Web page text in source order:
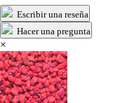
Escribir una reseña
Hacer una pregunta
×